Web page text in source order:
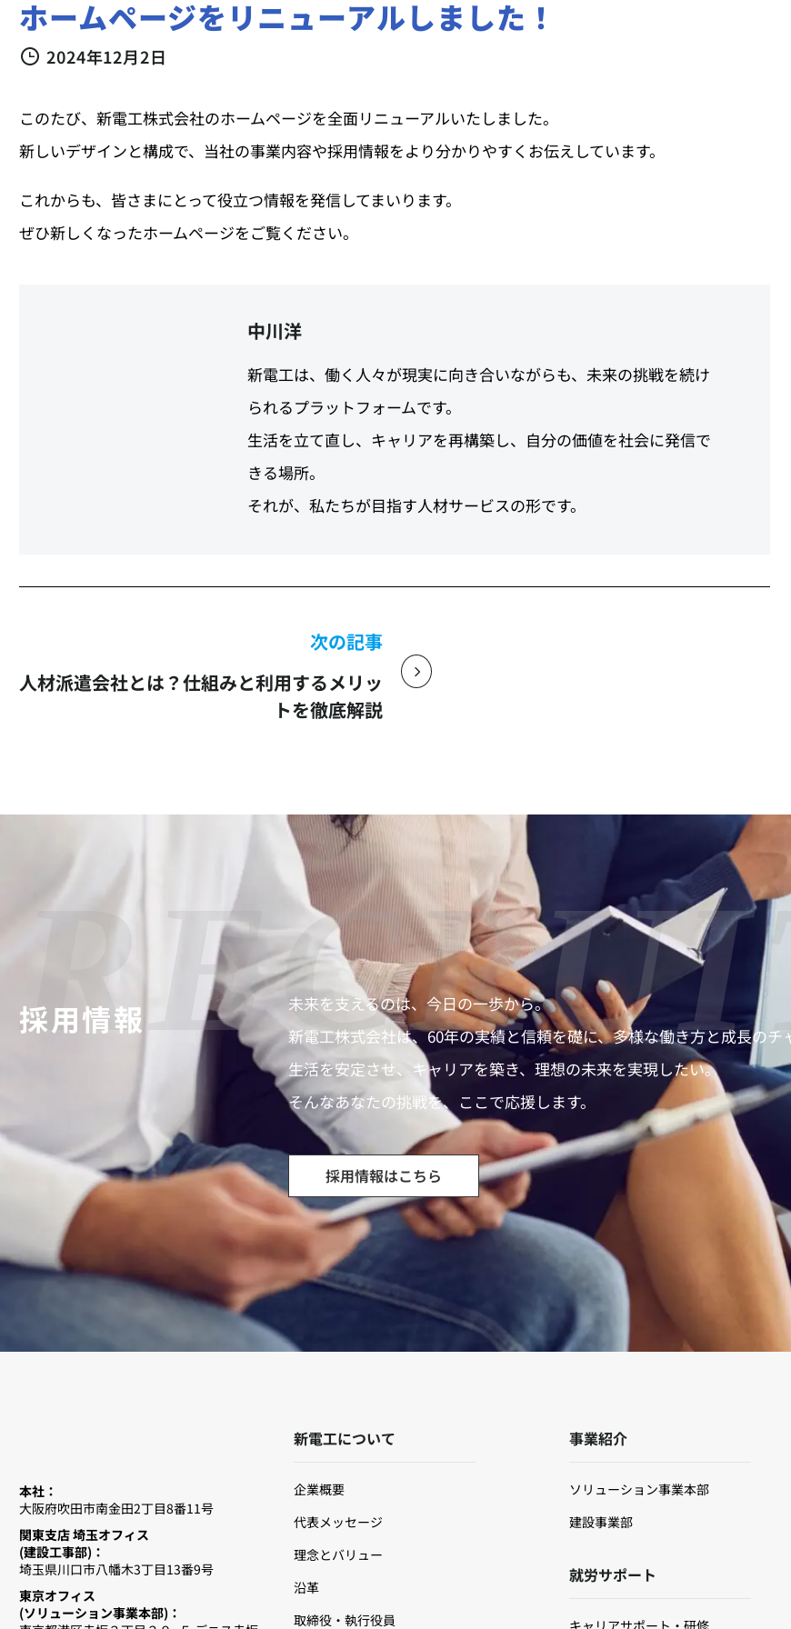
ホームページをリニューアルしました！
2024年12月2日
このたび、新電工株式会社のホームページを全面リニューアルいたしました。
新しいデザインと構成で、当社の事業内容や採用情報をより分かりやすくお伝えしています。
これからも、皆さまにとって役立つ情報を発信してまいります。
ぜひ新しくなったホームページをご覧ください。
中川洋
新電工は、働く人々が現実に向き合いながらも、未来の挑戦を続け
られるプラットフォームです。
生活を立て直し、キャリアを再構築し、自分の価値を社会に発信で
きる場所。
それが、私たちが目指す人材サービスの形です。
次の記事
人材派遣会社とは？仕組みと利用するメリッ
トを徹底解説
採用情報
未来を支えるのは、今日の一歩から。
新電工株式会社は、60年の実績と信頼を礎に、多様な働き方と成長のチ
生活を安定させ、キャリアを築き、理想の未来を実現したい。
そんなあなたの挑戦を、ここで応援します。
採用情報はこちら
本社：
大阪府吹田市南金田2丁目8番11号
関東支店 埼玉オフィス
(建設工事部)：
埼玉県川口市八幡木3丁目13番9号
東京オフィス
(ソリューション事業本部)：
新電工について
企業概要
代表メッセージ
理念とバリュー
沿革
取締役・執行役員
事業紹介
ソリューション事業本部
建設事業部
就労サポート